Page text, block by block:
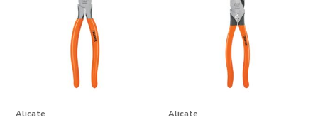
Alicate Alicate